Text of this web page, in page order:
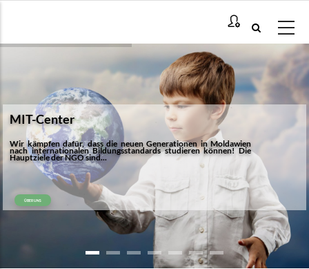
Inhalt
MIT-Center
Wir kämpfen dafür, dass die neuen Generationen in Moldawien
nach internationalen Bildungsstandards studieren können! Die
Hauptziele der NGO sind...
ÜBER UNS